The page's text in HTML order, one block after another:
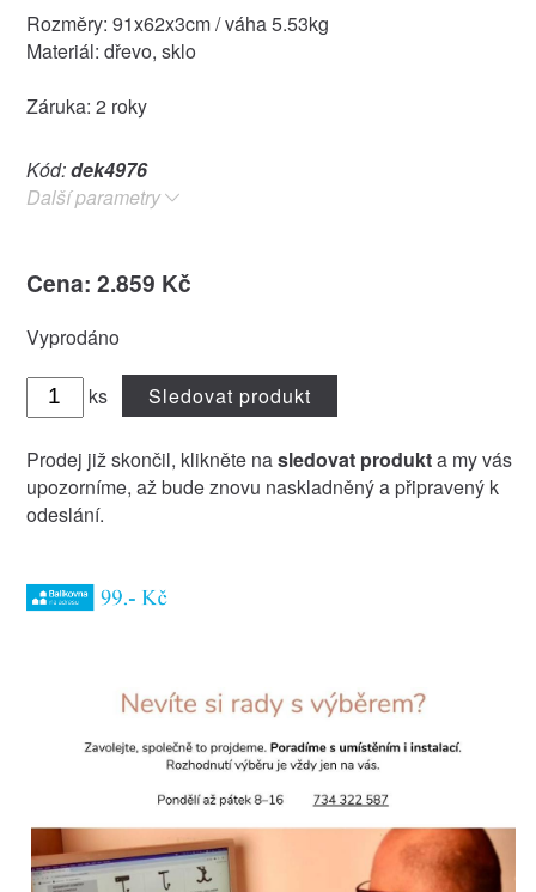
Rozměry: 91x62x3cm / váha 5.53kg
Materiál: dřevo, sklo
Záruka: 2 roky
Kód:dek4976
Další parametry
Cena: 2.859 Kč
Vyprodáno
ks Sledovat produkt
Prodej již skončil, klikněte nasledovat produkta my vás
upozorníme, až bude znovu naskladněný a připravený k
odeslání.